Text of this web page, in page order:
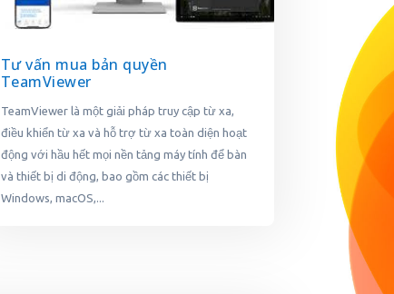
Tư vấn mua bản quyền
TeamViewer
TeamViewer là một giải pháp truy cập từ xa,
điều khiển từ xa và hỗ trợ từ xa toàn diện hoạt
động với hầu hết mọi nền tảng máy tính để bàn
và thiết bị di động, bao gồm các thiết bị
Windows, macOS,...